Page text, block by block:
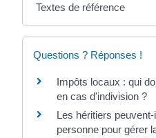
Textes de référence
Questions ? Réponses !
Impôts locaux : qui
en cas d'indivision ?
Les héritiers
personne pour gérer